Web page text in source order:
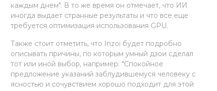
каждым днем". В то же время он отмечает, что ИИ
иногда выдает странные результаты и что все еще
требуется оптимизация использования GPU.
Также стоит отметить, что Inzoi будет подробно
описывать причины, по которым умный дзои сделал
тот или иной выбор, например: "Спокойное
предложение указаний заблудившемуся человеку с
ясностью и сочувствием хорошо подходит для этой